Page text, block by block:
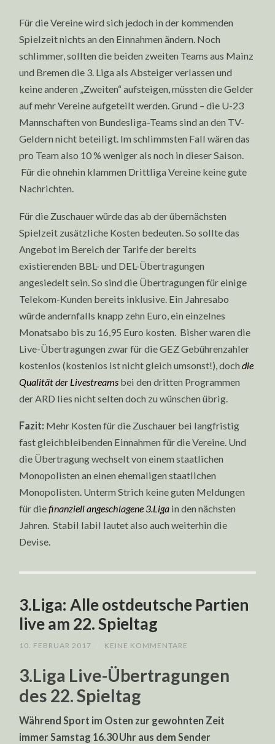
Für die Vereine wird sich jedoch in der kommenden
Spielzeit nichts an den Einnahmen ändern. Noch
schlimmer, sollten die beiden zweiten Teams aus Mainz
und Bremen die 3. Liga als Absteiger verlassen und
keine anderen „Zweiten“ aufsteigen, müssten die Gelder
auf mehr Vereine aufgeteilt werden. Grund – die U-23
Mannschaften von Bundesliga-Teams sind an den TV-
Geldern nicht beteiligt. Im schlimmsten Fall wären das
pro Team also 10 % weniger als noch in dieser Saison.
Für die ohnehin klammen Drittliga Vereine keine gute
Nachrichten.
Für die Zuschauer würde das ab der übernächsten
Spielzeit zusätzliche Kosten bedeuten. So sollte das
Angebot im Bereich der Tarife der bereits
existierenden BBL- und DEL-Übertragungen
angesiedelt sein. So sind die Übertragungen für einige
Telekom-Kunden bereits inklusive. Ein Jahresabo
würde andernfalls knapp zehn Euro, ein einzelnes
Monatsabo bis zu 16,95 Euro kosten. Bisher waren die
Live-Übertragungen zwar für die GEZ Gebührenzahler
kostenlos (kostenlos ist nicht gleich umsonst!), dochdie
Qualität der Livestreams bei den dritten Programmen
der ARD lies nicht selten doch zu wünschen übrig.
Fazit: Mehr Kosten für die Zuschauer bei langfristig
fast gleichbleibenden Einnahmen für die Vereine. Und
die Übertragung wechselt von einem staatlichen
Monopolisten an einen ehemaligen staatlichen
Monopolisten. Unterm Strich keine guten Meldungen
für diefinanziell angeschlagene 3.Liga in den nächsten
Jahren. Stabil labil lautet also auch weiterhin die
Devise.
3.Liga: Alle ostdeutsche Partien
live am 22. Spieltag
10. FEBRUAR 2017 KEINE KOMMENTARE
3.Liga Live-Übertragungen
des 22. Spieltag
Während Sport im Osten zur gewohnten Zeit
immer Samstag 16.30 Uhr aus dem Sender